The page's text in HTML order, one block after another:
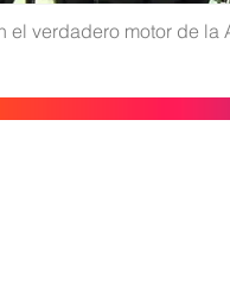
verdadero motor de la